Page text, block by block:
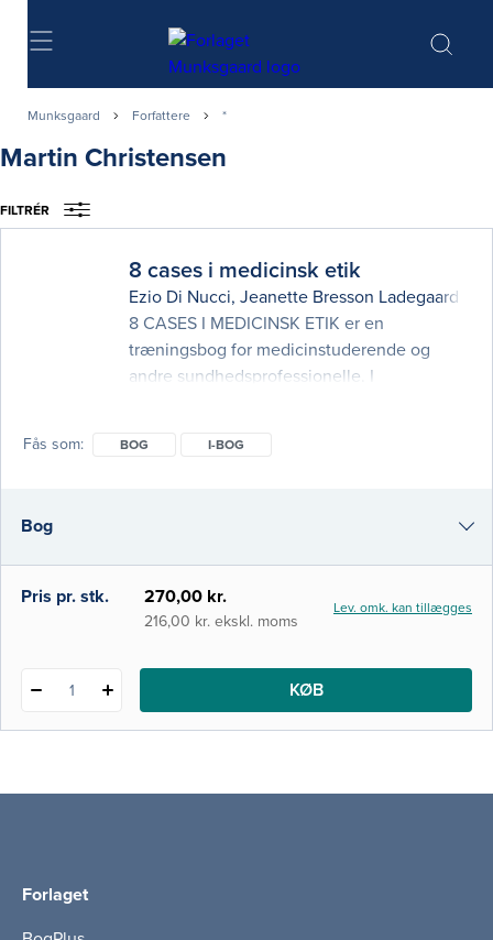
Søg
Munksgaard Forfattere *
Martin Christensen
FILTRÉR
8 cases i medicinsk etik
Ezio Di Nucci, Jeanette Bresson Ladegaard
8 CASES I MEDICINSK ETIK er en
træningsbog for medicinstuderende og
andre sundhedsprofessionelle. I
involverer en vurdering baseret på værdier
ligger bag medicinsk beslut­ningstagnin
Fås som BOG I-BOG
Bog
i-bog
Pris pr. stk. 270,00 kr.
216,00 kr. ekskl. moms
Lev. omk. kan tillægges
1 KØB
Forlaget